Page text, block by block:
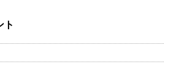
ト